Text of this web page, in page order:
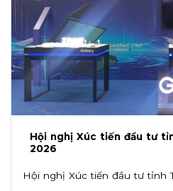
Hội nghị Xúc tiến đầu tư
2026
Hội nghị Xúc tiến đầu tư tỉnh